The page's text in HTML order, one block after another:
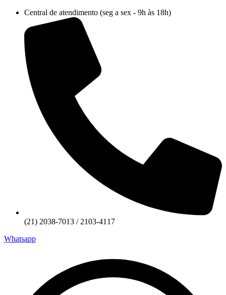
conteúdo
Central de atendimento (seg a sex - 9h às 18h)
(21) 2038-7013 / 2103-4117
Whatsapp